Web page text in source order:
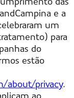
e a
um
para
do
estão
about/privacy.
ao